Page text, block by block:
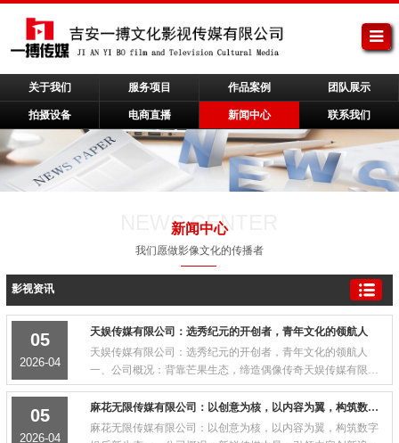
关于我们 服务项目 作品案例 团队展示
拍摄设备 电商直播 新闻中心 联系我们
NEWS CENTER
新闻中心
我们愿做影像文化的传播者
影视资讯
05
2026-04
天娱传媒有限公司：选秀纪元的开创者，青年文化的领航人
天娱传媒有限公司：选秀纪元的开创者，青年文化的领航人
一、公司概况：背靠芒果生态，缔造偶像传奇天娱传媒有限公
司（EE-Media，简称 “天娱传媒”），是中国最具代表性的青年
文化娱乐集团，亦是华语地区规模最大的偶...
05
2026-04
麻花无限传媒有限公司：以创意为核，以内容为翼，构筑数字娱乐新生态
麻花无限传媒有限公司：以创意为核，以内容为翼，构筑数字